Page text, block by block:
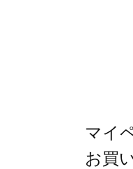
マイ
お買